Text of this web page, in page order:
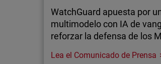
WatchGuard apuesta por
multimodelo con IA de
reforzar la defensa de los
Lea el Comunicado de Prensa